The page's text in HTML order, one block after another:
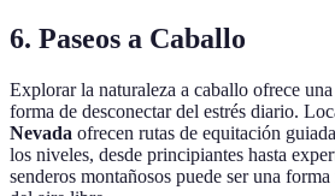
6. Paseos a Caballo
Explorar la naturaleza a caballo ofrece
forma de desconectar del estrés diario.
Nevada ofrecen rutas de equitación
los niveles, desde principiantes hasta
senderos montañosos puede ser una